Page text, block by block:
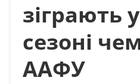
зіграють
сезоні
ААФУ